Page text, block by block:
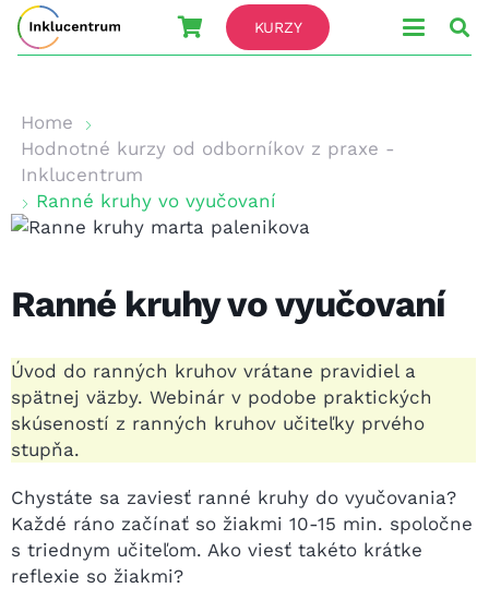
KURZY
Home
Hodnotné kurzy od odborníkov z praxe -
Inklucentrum
Ranné kruhy vo vyučovaní
Ranné kruhy vo vyučovaní
Úvod do ranných kruhov vrátane pravidiel a
spätnej väzby. Webinár v podobe praktických
skúseností z ranných kruhov učiteľky prvého
stupňa.
Chystáte sa zaviesť ranné kruhy do vyučovania?
Každé ráno začínať so žiakmi 10-15 min. spoločne
s triednym učiteľom. Ako viesť takéto krátke
reflexie so žiakmi?